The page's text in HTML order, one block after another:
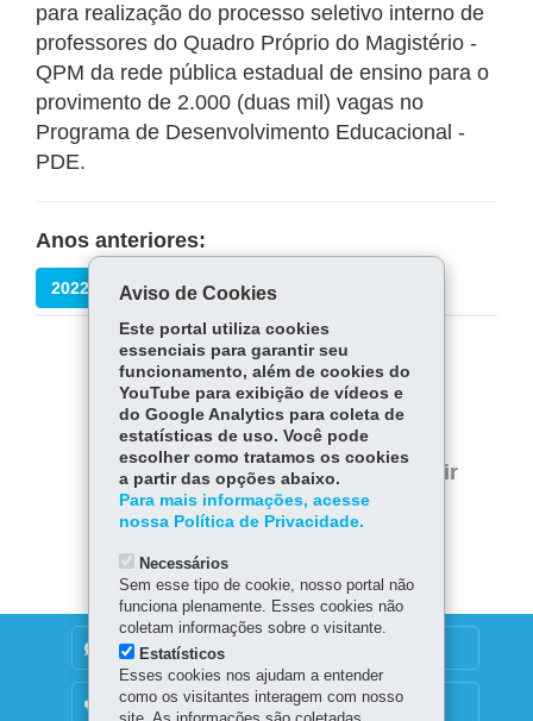
para realização do processo seletivo interno de
professores do Quadro Próprio do Magistério -
QPM da rede pública estadual de ensino para o
provimento de 2.000 (duas mil) vagas no
Programa de Desenvolvimento Educacional -
PDE.
Anos anteriores:
2022
COMPARTILHE:
Fa
ce
bo
ok
Tw
itt
er
W
ha
ts
Ap
p
Voltar Início
Imprimir
Baixar
DENUNCIE CORRUPÇÃO
OUVIDORIA
Aviso de Cookies
Este portal utiliza cookies
essenciais para garantir seu
funcionamento, além de cookies do
YouTube para exibição de vídeos e
do Google Analytics para coleta de
estatísticas de uso. Você pode
escolher como tratamos os cookies
a partir das opções abaixo.
Para mais informações, acesse
nossa Política de Privacidade.
Necessários
Sem esse tipo de cookie, nosso portal não
funciona plenamente. Esses cookies não
coletam informações sobre o visitante.
Estatísticos
Esses cookies nos ajudam a entender
como os visitantes interagem com nosso